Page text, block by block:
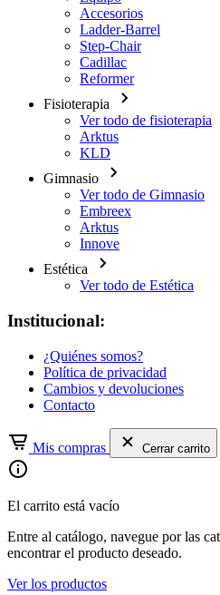
Accesorios
Ladder-Barrel
Step-Chair
Cadillac
Reformer
Fisioterapia
Ver todo de fisioterapia
Arktus
KLD
Gimnasio
Ver todo de Gimnasio
Embreex
Arktus
Innove
Estética
Ver todo de Estética
Institucional:
¿Quiénes somos?
Política de privacidad
Cambios y devoluciones
Contacto
Mis compras Cerrar carrito
El carrito está vacío
Entre al catálogo, navegue por las
encontrar el producto deseado.
Ver los productos